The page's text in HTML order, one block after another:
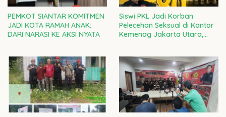
PEMKOT SIANTAR KOMITMEN
JADI KOTA RAMAH ANAK:
DARI NARASI KE AKSI NYATA
Siswi PKL Jadi Korban
Pelecehan Seksual di Kantor
Kemenag Jakarta Utara,